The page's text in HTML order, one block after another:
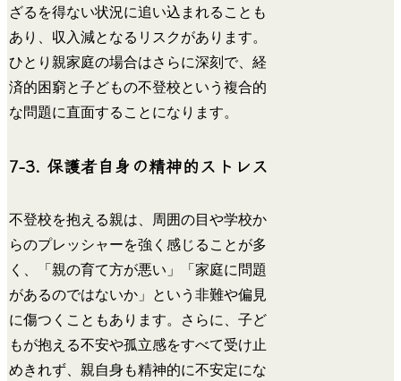
ざるを得ない状況に追い込まれることも
あり、収入減となるリスクがあります。
ひとり親家庭の場合はさらに深刻で、経
済的困窮と子どもの不登校という複合的
な問題に直面することになります。
7-3. 保護者自身の精神的ストレス
不登校を抱える親は、周囲の目や学校か
らのプレッシャーを強く感じることが多
く、「親の育て方が悪い」「家庭に問題
があるのではないか」という非難や偏見
に傷つくこともあります。さらに、子ど
もが抱える不安や孤立感をすべて受け止
めきれず、親自身も精神的に不安定にな